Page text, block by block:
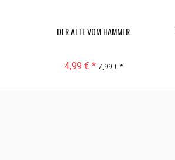
DER ALTE VOM HAMMER
4,99 € * 7,99 € *